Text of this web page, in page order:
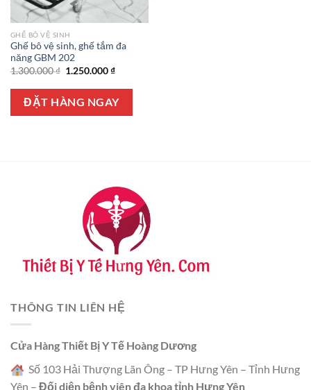
GHẾ BÔ VỆ SINH
Ghế bô vệ sinh, ghế tắm đa
năng GBM 202
1.300.000₫ Giá
là:
1.300.000 ₫.
1.250.000₫Giá
tại
là:
1.250.000 ₫.
ĐẶT HÀNG NGAY
THÔNG TIN LIÊN HỆ
Cửa Hàng Thiết Bị Y Tế Hoàng Dương
Số 103 Hải Thượng Lãn Ông – TP Hưng Yên – Tỉnh Hưng
Yên – Đối diện bệnh viên đa khoa tỉnh Hưng Yên